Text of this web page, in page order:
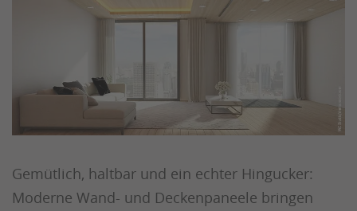
Gemütlich, haltbar und ein echter Hingucker:
Moderne Wand- und Deckenpaneele bringen